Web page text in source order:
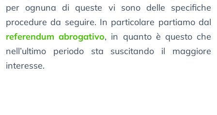
per ognuna di queste vi sono delle specifiche
procedure da seguire. In particolare partiamo dal
referendum abrogativo, in quanto è questo che
nell’ultimo periodo sta suscitando il maggiore
interesse.